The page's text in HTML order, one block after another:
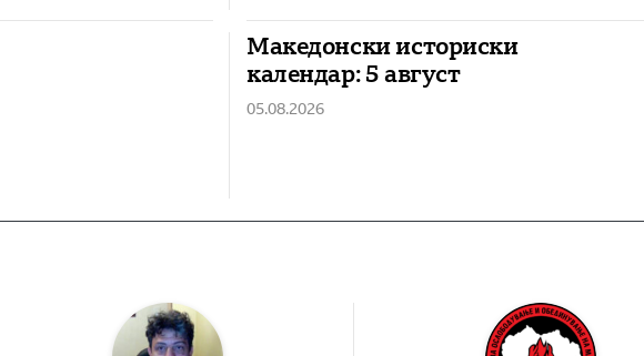
Македонски историски
календар: 5 август
05.08.2026